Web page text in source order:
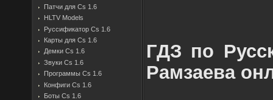
Патчи для Cs 1.6
HLTV Models
Руссификатор Cs 1.6
Карты для Cs 1.6
Демки Cs 1.6
Звуки Cs 1.6
Программы Cs 1.6
Конфиги Cs 1.6
Боты Cs 1.6
ГДЗ по
Рамзаева